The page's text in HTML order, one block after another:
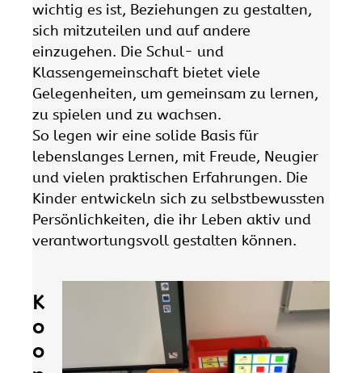
wichtig es ist, Beziehungen zu gestalten,
sich mitzuteilen und auf andere
einzugehen. Die Schul- und
Klassengemeinschaft bietet viele
Gelegenheiten, um gemeinsam zu lernen,
zu spielen und zu wachsen.
So legen wir eine solide Basis für
lebenslanges Lernen, mit Freude, Neugier
und vielen praktischen Erfahrungen. Die
Kinder entwickeln sich zu selbstbewussten
Persönlichkeiten, die ihr Leben aktiv und
verantwortungsvoll gestalten können.
K
o
o